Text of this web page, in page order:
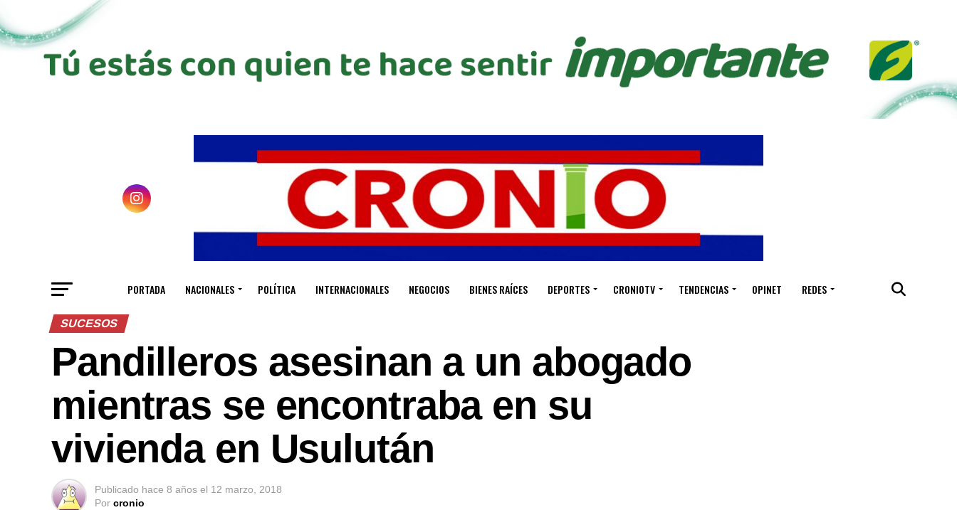
PORTADA NACIONALES POLÍTICA INTERNACIONALES NEGOCIOS BIENES RAÍCES DEPORTES CRONIOTV TENDENCIAS OPINET REDES
SUCESOS
Pandilleros asesinan a un abogado
mientras se encontraba en su
vivienda en Usulután
Publicado hace 8 años el 12 marzo, 2018
Por cronio